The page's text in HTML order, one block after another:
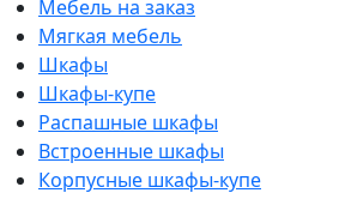
Мебель на заказ
Мягкая мебель
Шкафы
Шкафы-купе
Распашные шкафы
Встроенные шкафы
Корпусные шкафы-купе